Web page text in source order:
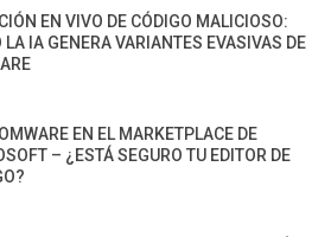
EN VIVO DE CÓDIGO MALICIOSO:
LA IA GENERA VARIANTES EVASIVAS DE
EN EL MARKETPLACE DE
– ¿ESTÁ SEGURO TU EDITOR DE